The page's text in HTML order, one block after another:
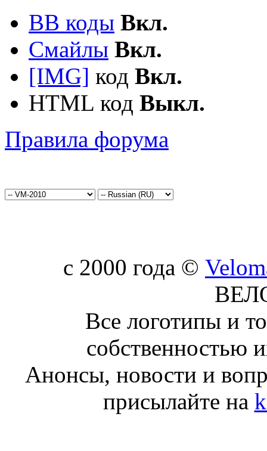
BB коды Вкл.
Смайлы Вкл.
[IMG] код Вкл.
HTML код Выкл.
Правила форума
c 2000 года ©
Все логотипы и
собственностью
Анонсы, новости и
присылайте на